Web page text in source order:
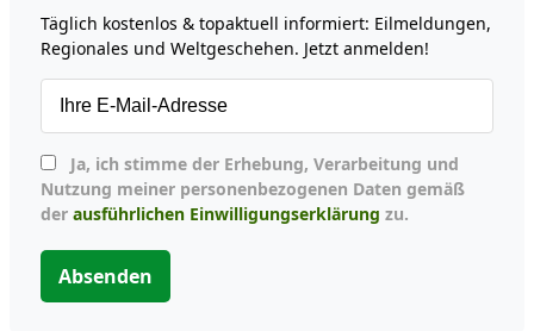
Täglich kostenlos & topaktuell informiert: Eilmeldungen,
Regionales und Weltgeschehen. Jetzt anmelden!
Nutzung meiner personenbezogenen Daten gemäß
der ausführlichen Einwilligungserklärung zu.
Absenden